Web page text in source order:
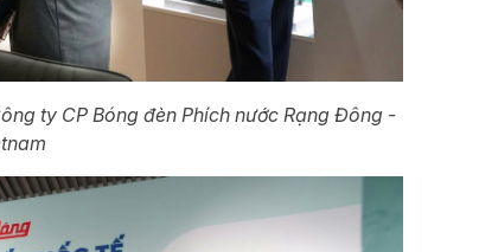
ty CP Bóng đèn Phích nước Rạng Đông -